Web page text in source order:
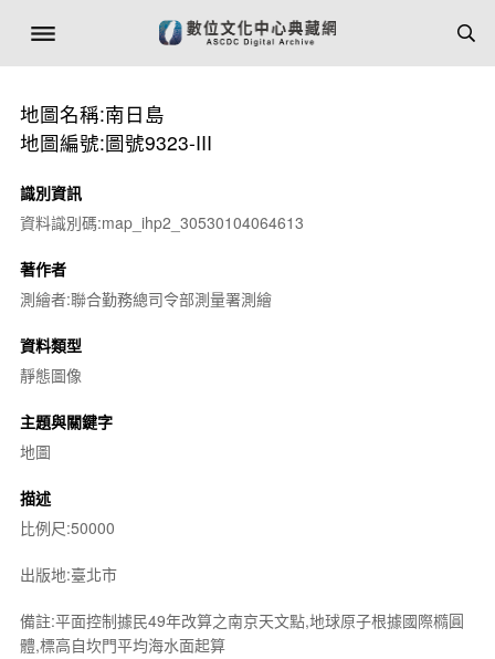
地圖名稱:南日島
地圖編號:圖號9323-III
識別資訊
資料識別碼:map_ihp2_30530104064613
著作者
測繪者:聯合勤務總司令部測量署測繪
資料類型
靜態圖像
主題與關鍵字
地圖
描述
比例尺:50000
出版地:臺北市
備註:平面控制據民49年改算之南京天文點,地球原子根據國際橢圓
體,標高自坎門平均海水面起算